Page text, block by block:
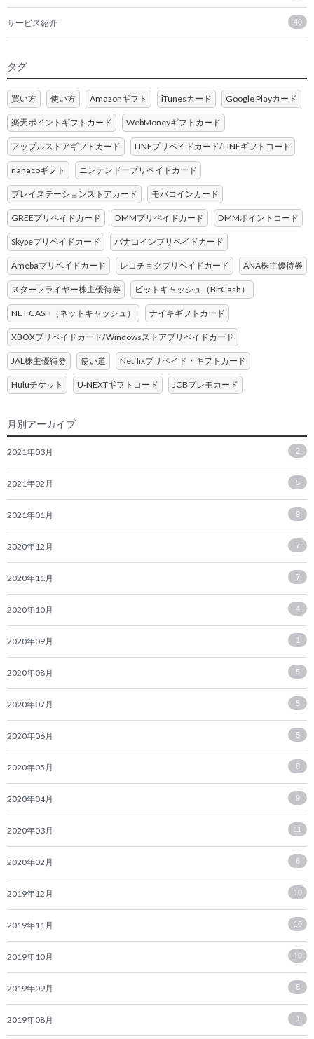
サービス紹介 40
タグ
買い方 使い方 Amazonギフト iTunesカード Google Playカード
楽天ポイントギフトカード WebMoneyギフトカード
アップルストアギフトカード LINEプリペイドカード/LINEギフトコード
nanacoギフト ニンテンドープリペイドカード
プレイステーションストアカード モバコインカード
GREEプリペイドカード DMMプリペイドカード DMMポイントコード
Skypeプリペイドカード バナコインプリペイドカード
Amebaプリペイドカード レコチョクプリペイドカード ANA株主優待券
スターフライヤー株主優待券 ビットキャッシュ（BitCash）
NET CASH（ネットキャッシュ） ナイキギフトカード
XBOXプリペイドカード/Windowsストアプリペイドカード
JAL株主優待券 使い道 Netflixプリペイド・ギフトカード
Huluチケット U-NEXTギフトコード JCBプレモカード
月別アーカイブ
2021年03月 2
2021年02月 5
2021年01月 9
2020年12月 7
2020年11月 7
2020年10月 4
2020年09月 1
2020年08月 5
2020年07月 5
2020年06月 5
2020年05月 8
2020年04月 9
2020年03月 11
2020年02月 6
2019年12月 10
2019年11月 10
2019年10月 10
2019年09月 8
2019年08月 1